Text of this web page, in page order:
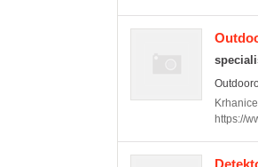
Krhanice
https://